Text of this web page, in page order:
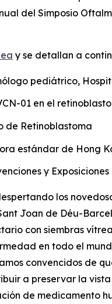
del Simposio
y se detallan a
pediátrico,
01 en el
de Retinoblastoma
estándar de Hong
y
los
Joan de Déu-
con siembras
en todo el
convencidos de
a preservar la
de